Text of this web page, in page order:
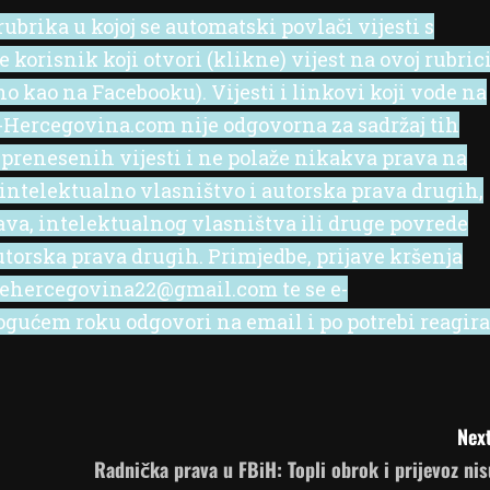
u kojoj se automatski povlači vijesti s
korisnik koji otvori (klikne) vijest na ovoj rubrici
kao na Facebooku). Vijesti i linkovi koji vode na
nije odgovorna za sadržaj tih
vijesti i ne polaže nikakva prava na
vlasništvo i autorska prava drugih,
intelektualnog vlasništva ili druge povrede
prava drugih. Primjedbe, prijave kršenja
te se e-
roku odgovori na email i po potrebi
Radnička prava u FBiH: Topli obrok i prijevoz